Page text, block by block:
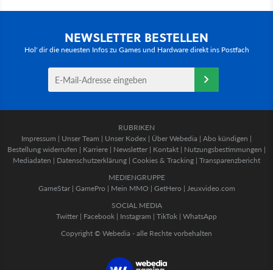
NEWSLETTER BESTELLEN
Hol' dir die neuesten Infos zu Games und Hardware direkt ins Postfach
RUBRIKEN
Impressum | Unser Team | Unser Kodex | Über Webedia | Abo kündigen |
Bestellung widerrufen | Karriere | Newsletter | Kontakt | Nutzungsbestimmungen |
Mediadaten | Datenschutzerklärung | Cookies & Tracking | Transparenzbericht
MEDIENGRUPPE
GameStar| GamePro | Mein MMO | GetHero | Jeuxvideo.com
SOCIAL MEDIA
Twitter | Facebook | Instagram | TikTok | WhatsApp
Copyright © Webedia - alle Rechte vorbehalten